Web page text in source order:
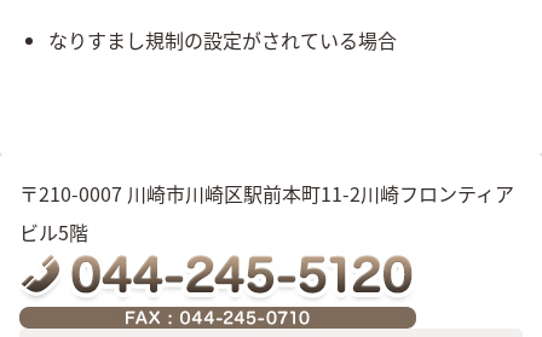
なりすまし規制の設定がされている場合
〒210-0007 川崎市川崎区駅前本町11-2川崎フロンティア
ビル5階